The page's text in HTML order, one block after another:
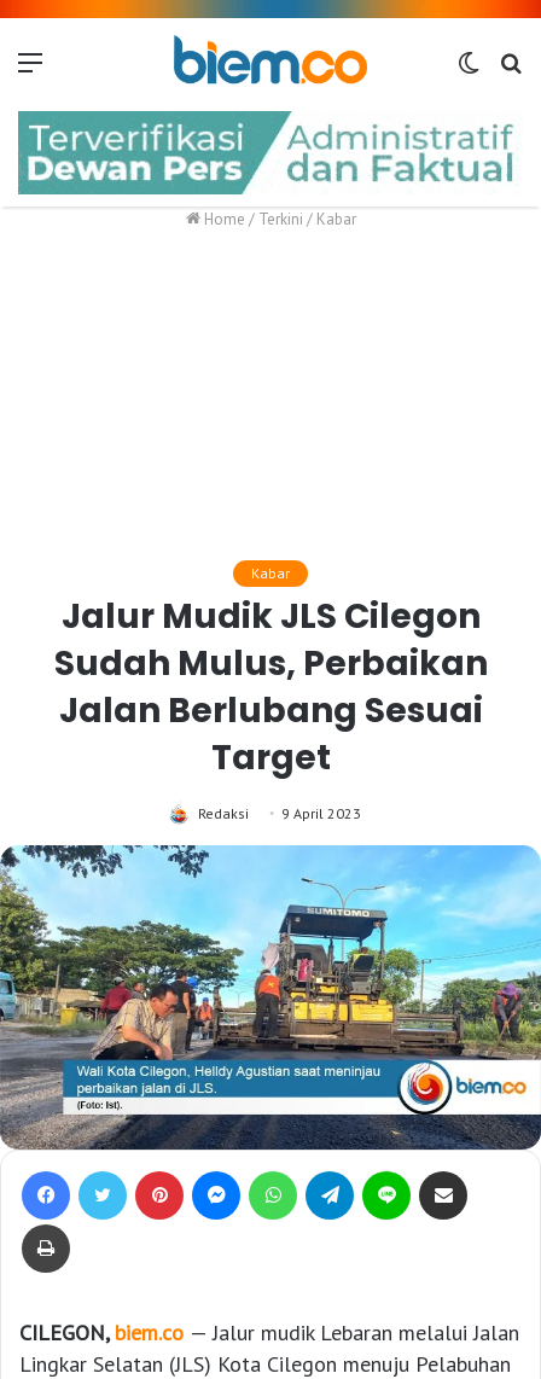
Switch
Home / Terkini / Kabar
Kabar
Jalur Mudik JLS Cilegon
Sudah Mulus, Perbaikan
Jalan Berlubang Sesuai
Target
Redaksi 9 April 2023
CILEGON, biem.co — Jalur mudik Lebaran melalui Jalan
Lingkar Selatan (JLS) Kota Cilegon menuju Pelabuhan